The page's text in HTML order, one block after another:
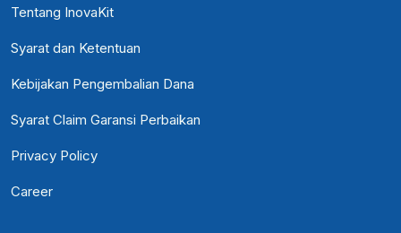
Tentang InovaKit
Syarat dan Ketentuan
Kebijakan Pengembalian Dana
Syarat Claim Garansi Perbaikan
Privacy Policy
Career